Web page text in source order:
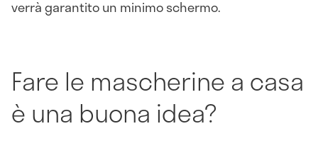
verrà garantito un minimo schermo.
Fare le mascherine a casa
è una buona idea?